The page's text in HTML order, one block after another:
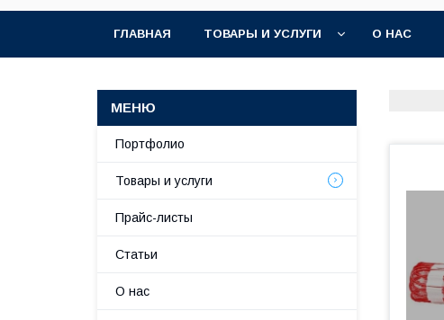
ГЛАВНАЯ ТОВАРЫ И УСЛУГИ О НАС
Портфолио
Товары и услуги
Прайс-листы
Статьи
О нас